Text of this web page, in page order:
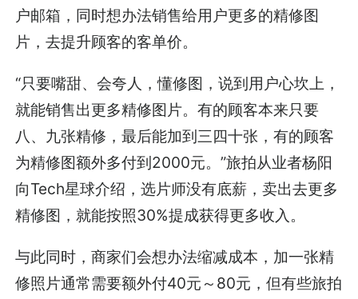
户邮箱，同时想办法销售给用户更多的精修图
片，去提升顾客的客单价。
“只要嘴甜、会夸人，懂修图，说到用户心坎上，
就能销售出更多精修图片。有的顾客本来只要
八、九张精修，最后能加到三四十张，有的顾客
为精修图额外多付到2000元。”旅拍从业者杨阳
向Tech星球介绍，选片师没有底薪，卖出去更多
精修图，就能按照30%提成获得更多收入。
与此同时，商家们会想办法缩减成本，加一张精
修照片通常需要额外付40元～80元，但有些旅拍